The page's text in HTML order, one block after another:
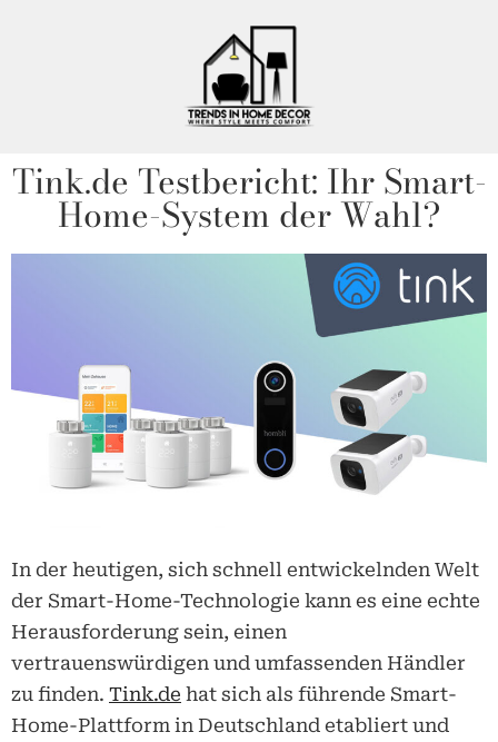
Tink.de Testbericht: Ihr Smart-
Home-System der Wahl?
In der heutigen, sich schnell entwickelnden Welt
der Smart-Home-Technologie kann es eine echte
Herausforderung sein, einen
vertrauenswürdigen und umfassenden Händler
zu finden. Tink.de hat sich als führende Smart-
Home-Plattform in Deutschland etabliert und